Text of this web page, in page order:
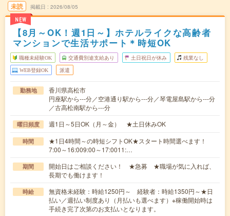
未読
NEW
掲載日 2026/08/05
【8月～OK！週1日～】ホテルライクな高齢者
マンションで生活サポート＊時短OK
職種未経験OK 交通費別途支給あり 土日祝日が休み 残業なし
WEB登録OK 派遣
勤務地
香川県高松市
円座駅から---分／空港通り駅から---分／琴電屋島駅から---分
／古高松南駅から---分
曜日頻度 週1日～5日OK（月～金） ★土日休みOK
時間
★1日4時間～の時短シフトOK★スタート時間選べます！
7:00～16:009:00～17:0011:…
期間
開始日はご相談ください！ ★急募 ★職場が気に入れば、
長期でも働けます！
時給
無資格未経験：時給1250円～ 経験者：時給1350円～★日
払い／週払い制度あり（月払いも選べます）※稼働開始時は
手続き完了次第のお支払いとなります。